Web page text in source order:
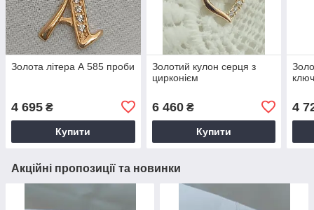
Золота літера А 585 проби
4 695 ₴
Купити
Золотий кулон серця з
цирконієм
6 460₴
Купити
4
Акційні пропозиції та новинки